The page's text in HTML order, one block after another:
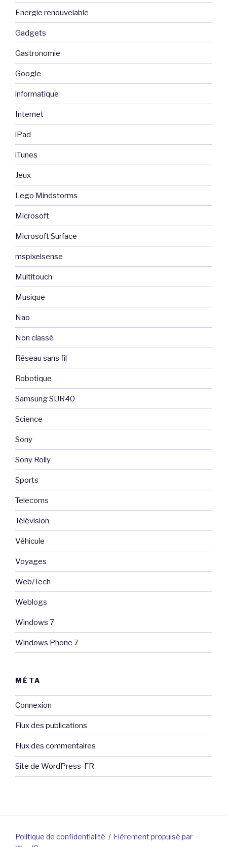
Energie renouvelable
Gadgets
Gastronomie
Google
informatique
Internet
iPad
iTunes
Jeux
Lego Mindstorms
Microsoft
Microsoft Surface
mspixelsense
Multitouch
Musique
Nao
Non classé
Réseau sans fil
Robotique
Samsung SUR40
Science
Sony
Sony Rolly
Sports
Telecoms
Télévision
Véhicule
Voyages
Web/Tech
Weblogs
Windows 7
Windows Phone 7
MÉTA
Connexion
Flux des publications
Flux des commentaires
Site de WordPress-FR
Politique de confidentialité
Fièrement propulsé par